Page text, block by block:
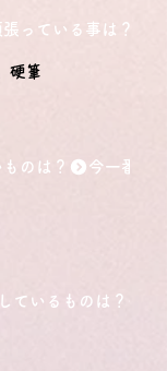
っている事は？
硬筆
のは？
ているものは？